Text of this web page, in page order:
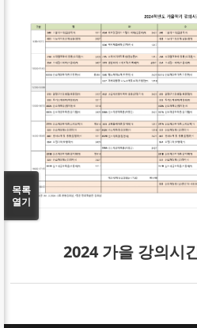
2024 가을 강의시
목록
열기
Sketchbook5,
Sketchbook5,